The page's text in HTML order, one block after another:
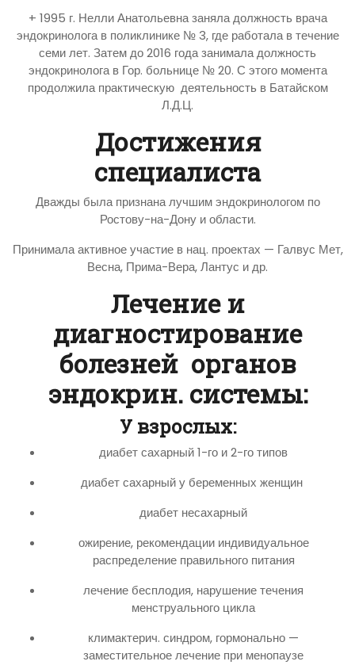
+ 1995 г. Нелли Анатольевна заняла должность врача
эндокринолога в поликлинике № 3, где работала в течение
семи лет. Затем до 2016 года занимала должность
эндокринолога в Гор. больнице № 20. С этого момента
продолжила практическую деятельность в Батайском
Л.Д.Ц.
Достижения
специалиста
Дважды была признана лучшим эндокринологом по
Ростову-на-Дону и области.
Принимала активное участие в нац. проектах — Галвус Мет,
Весна, Прима-Вера, Лантус и др.
Лечение и
диагностирование
болезней органов
эндокрин. системы:
У взрослых:
диабет сахарный 1-го и 2-го типов
диабет сахарный у беременных женщин
диабет несахарный
ожирение, рекомендации индивидуальное
распределение правильного питания
лечение бесплодия, нарушение течения
менструального цикла
климактерич. синдром, гормонально —
заместительное лечение при менопаузе